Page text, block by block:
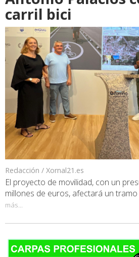
carril bici
Redacción / Xornal21.es
El proyecto de movilidad, con un
millones de euros, afectará un
más...